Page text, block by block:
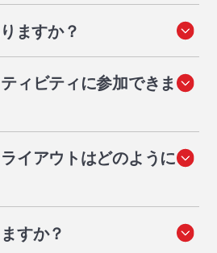
通して同じECAに留まる義務は
ますか？
スサービスを提供しています。
ィビティに参加できま
ます。
イアウトはどのように
とトレーニングへのコミットメ
すか？